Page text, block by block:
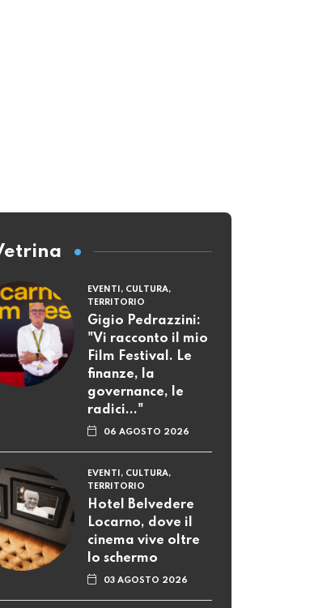
EVENTI, CULTURA,
TERRITORIO
Gigio Pedrazzini:
"Vi racconto il mio
Film Festival. Le
finanze, la
governance, le
radici..."
06 AGOSTO 2026
EVENTI, CULTURA,
TERRITORIO
Hotel Belvedere
Locarno, dove il
cinema vive oltre
lo schermo
03 AGOSTO 2026